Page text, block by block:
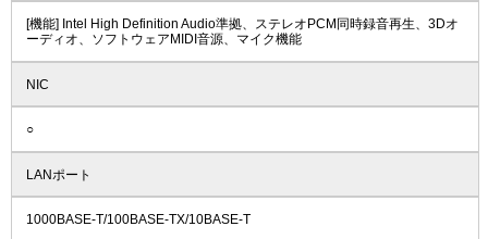
[機能] Intel High Definition Audio準拠、ステレオPCM同時録音再生、3Dオ
ーディオ、ソフトウェアMIDI音源、マイク機能
NIC
○
LANポート
1000BASE-T/100BASE-TX/10BASE-T